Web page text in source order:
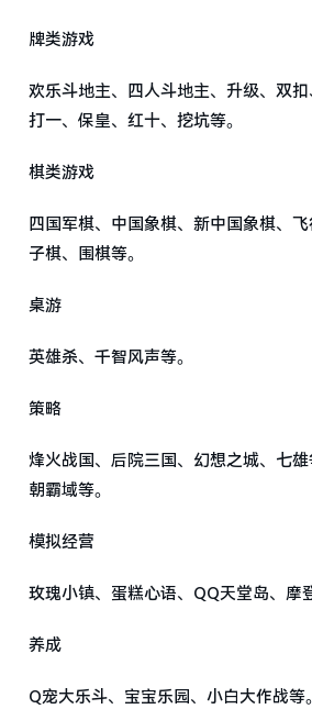
牌类游戏
欢乐斗地主、四人斗地主、升级、双
打一、保皇、红十、挖坑等。
棋类游戏
四国军棋、中国象棋、新中国象棋、
子棋、围棋等。
桌游
英雄杀、千智风声等。
策略
烽火战国、后院三国、幻想之城、七
朝霸域等。
模拟经营
玫瑰小镇、蛋糕心语、QQ天堂岛、摩
养成
Q宠大乐斗、宝宝乐园、小白大作战等。